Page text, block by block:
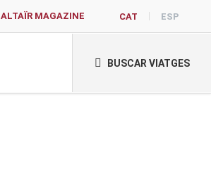
ALTAÏR MAGAZINE CAT ESP
BUSCAR VIATGES